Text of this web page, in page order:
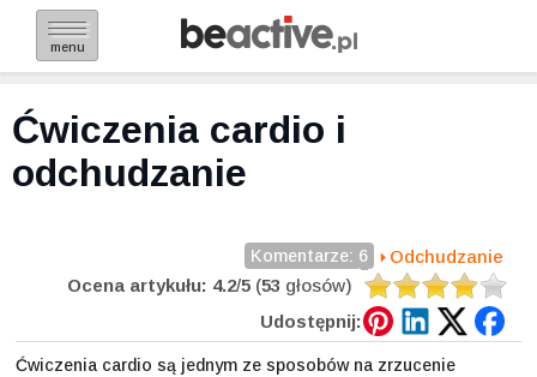
menu
Ćwiczenia cardio i
odchudzanie
Odchudzanie
Komentarze: 6
Ocena artykułu: 4.2/5 (53 głosów)
Udostępnij:
Ćwiczenia cardio są jednym ze sposobów na zrzucenie